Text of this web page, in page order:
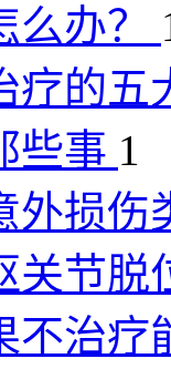
么办？
疗的
些事 1
外损伤
关节脱
不治疗